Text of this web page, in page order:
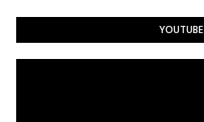
YOUTUBE